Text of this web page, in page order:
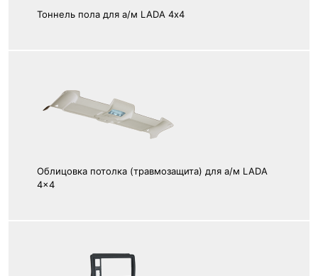
Тоннель пола для а/м LADA 4х4
Облицовка потолка (травмозащита) для а/м LADA
4x4